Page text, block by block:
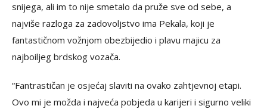
snijega, ali im to nije smetalo da pruže sve od sebe, a
najviše razloga za zadovoljstvo ima Pekala, koji je
fantastičnom vožnjom obezbijedio i plavu majicu za
najboiljeg brdskog vozača.
“Fantrastičan je osjećaj slaviti na ovako zahtjevnoj etapi.
Ovo mi je možda i najveća pobjeda u karijeri i sigurno veliki